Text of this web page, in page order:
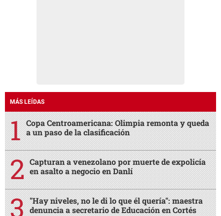
MÁS LEÍDAS
Copa Centroamericana: Olimpia remonta y queda
a un paso de la clasificación
Capturan a venezolano por muerte de expolicía
en asalto a negocio en Danlí
"Hay niveles, no le di lo que él quería": maestra
denuncia a secretario de Educación en Cortés